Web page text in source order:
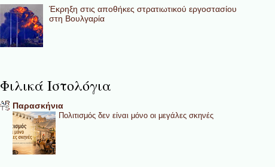
Έκρηξη στις αποθήκες στρατιωτικού εργοστασίου
στη Βουλγαρία
Φιλικά Ιστολόγια
Παρασκήνια
Πολιτισμός δεν είναι μόνο οι μεγάλες σκηνές